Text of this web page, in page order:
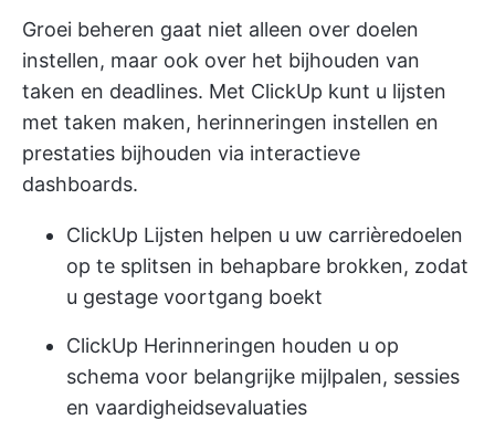
Groei beheren gaat niet alleen over doelen
instellen, maar ook over het bijhouden van
taken en deadlines. Met ClickUp kunt u lijsten
met taken maken, herinneringen instellen en
prestaties bijhouden via interactieve
dashboards.
ClickUp Lijsten helpen u uw carrièredoelen
op te splitsen in behapbare brokken, zodat
u gestage voortgang boekt
ClickUp Herinneringen houden u op
schema voor belangrijke mijlpalen, sessies
en vaardigheidsevaluaties